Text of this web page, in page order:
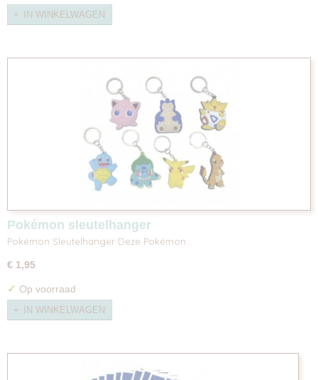
IN WINKELWAGEN
Pokémon sleutelhanger
Pokémon Sleutelhanger Deze Pokémon…
€ 1,95
✓ Op voorraad
IN WINKELWAGEN